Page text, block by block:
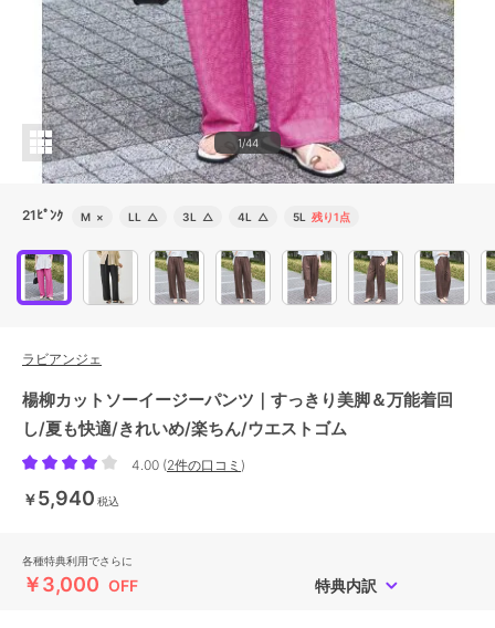
1/44
21ﾋﾟﾝｸ M × LL △ 3L △ 4L △ 5L 残り1点
ラビアンジェ
楊柳カットソーイージーパンツ｜すっきり美脚＆万能着回
し/夏も快適/きれいめ/楽ちん/ウエストゴム
4.00 (2件の口コミ )
￥5,940 税込
各種特典利用でさらに
￥3,000 OFF 特典内訳